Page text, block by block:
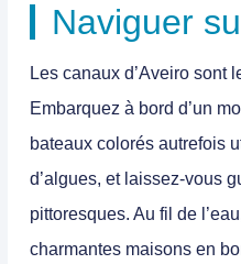
Naviguer
Les canaux d’Aveiro sont
Embarquez à bord d’un
bateaux colorés autrefois
d’algues, et laissez-vous
pittoresques. Au fil de
charmantes maisons en